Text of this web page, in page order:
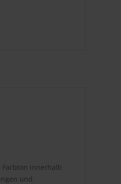
Farbton innerhalb
und